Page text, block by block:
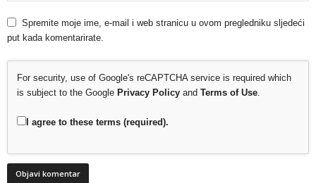
Spremite moje ime, e-mail i web stranicu u ovom pregledniku sljedeći
put kada komentarirate.
For security, use of Google's reCAPTCHA service is required which
is subject to the Google Privacy Policy and Terms of Use.
I agree to these terms (required).